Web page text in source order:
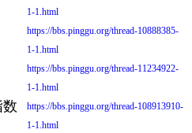
1-1.html
https://bbs.pinggu.org/thread-10888385-
1-1.html
https://bbs.pinggu.org/thread-11234922-
1-1.html
https://bbs.pinggu.org/thread-108913910-
1-1.html